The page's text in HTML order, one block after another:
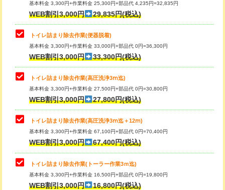
基本料金 3,300円+作業料金 25,300円+部品代 4,235円=32,835円
WEB割引3,000円 29,835円(税込)
トイレ詰まり除去作業(便器脱着)
基本料金 3,300円+作業料金 33,000円+部品代 0円=36,300円
WEB割引3,000円 33,300円(税込)
トイレ詰まり除去作業(高圧洗浄3ⅿ迄)
基本料金 3,300円+作業料金 27,500円+部品代 0円=30,800円
WEB割引3,000円 27,800円(税込)
トイレ詰まり除去作業(高圧洗浄3ⅿ迄＋12ⅿ)
基本料金 3,300円+作業料金 67,100円+部品代 0円=70,400円
WEB割引3,000円 67,400円(税込)
トイレ詰まり除去作業(トーラー作業3ｍ迄)
基本料金 3,300円+作業料金 16,500円+部品代 0円=19,800円
WEB割引3,000円 16,800円(税込)